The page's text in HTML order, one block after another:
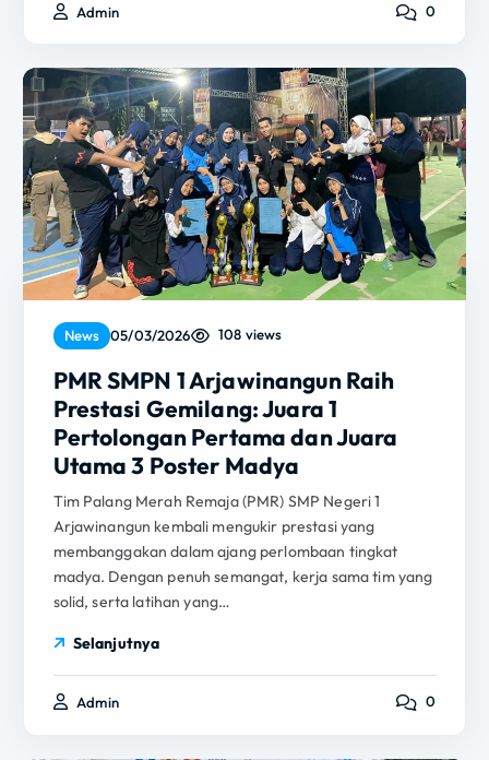
Admin 0
News 05/03/2026 108 views
PMR SMPN 1 Arjawinangun Raih
Prestasi Gemilang: Juara 1
Pertolongan Pertama dan Juara
Utama 3 Poster Madya
Tim Palang Merah Remaja (PMR) SMP Negeri 1
Arjawinangun kembali mengukir prestasi yang
membanggakan dalam ajang perlombaan tingkat
madya. Dengan penuh semangat, kerja sama tim yang
solid, serta latihan yang…
Selanjutnya
Admin 0